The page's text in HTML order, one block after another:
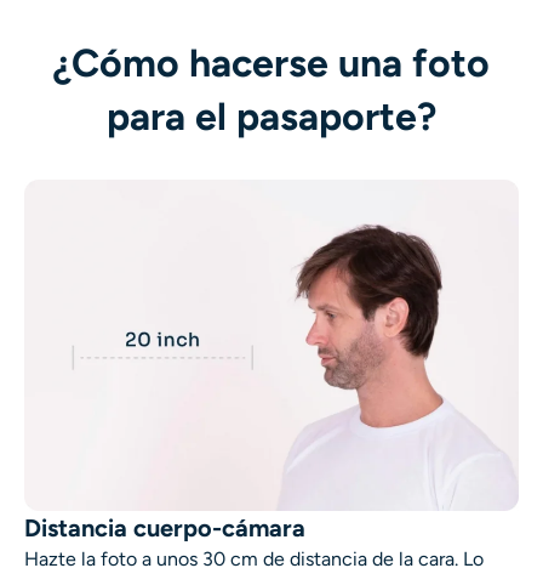
Generador de Imágenes con Estilo por IA
Bebé IA
Generador de disparos a la cabeza con IA
¿Cómo hacerse una foto
para el pasaporte?
Distancia cuerpo-cámara
Hazte la foto a unos 30 cm de distancia de la cara. Lo